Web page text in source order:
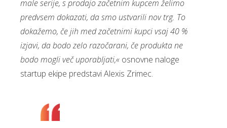
male serije, s prodajo začetnim kupcem želimo
predvsem dokazati, da smo ustvarili nov trg. To
dokažemo, če jih med začetnimi kupci vsaj 40 %
izjavi, da bodo zelo razočarani, če produkta ne
bodo mogli več uporabljati,« osnovne naloge
startup ekipe predstavi Alexis Zrimec.